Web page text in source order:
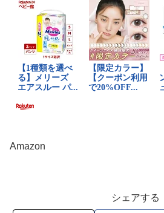
Amazon
シェアする